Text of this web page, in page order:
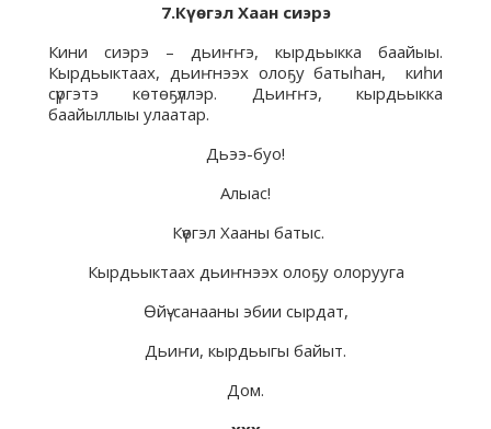
7.Күөгэл Хаан сиэрэ
Кини сиэрэ – дьиҥҥэ, кырдьыкка баайыы.
Кырдьыктаах, дьиҥнээх олоҕу батыһан, киһи
сүргэтэ көтөҕүллэр. Дьиҥҥэ, кырдьыкка
баайыллыы улаатар.
Дьээ-буо!
Алыас!
Күөгэл Хааны батыс.
Кырдьыктаах дьиҥнээх олоҕу олорууга
Өйү-санааны эбии сырдат,
Дьиҥи, кырдьыгы байыт.
Дом.